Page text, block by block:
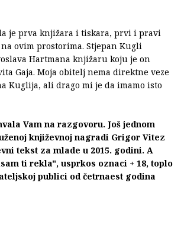
je prva knjižara i tiskara, prvi i pravi
ovim prostorima. Stjepan Kugli
Hartmana knjižaru koju je on
Gaja. Moja obitelj nema direktne veze
Kuglija, ali drago mi je da imamo isto
Vam na razgovoru. Još jednom
književnoj nagradi Grigor Vitez
tekst za mlade u 2015. godini. A
ti rekla", usprkos oznaci + 18, toplo
publici od četrnaest godina